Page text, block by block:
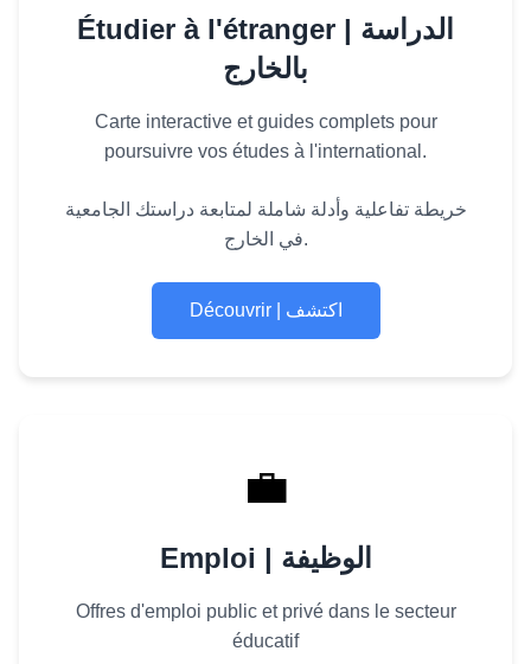
Étudier à l'étranger | الدراسة
بالخارج
Carte interactive et guides complets pour
poursuivre vos études à l'international.
خريطة تفاعلية وأدلة شاملة لمتابعة دراستك الجامعية
في الخارج.
Découvrir | اكتشف
💼
Emploi | الوظيفة
Offres d'emploi public et privé dans le secteur
éducatif